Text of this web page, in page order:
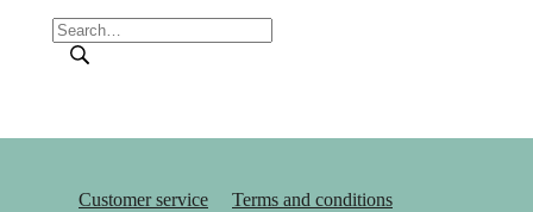
Customer service Terms and conditions